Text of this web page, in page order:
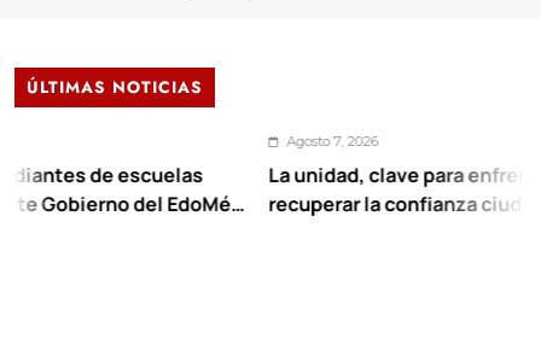
ÚLTIMAS NOTICIAS
de escuelas
del EdoMéx
Agosto 7, 2026
La unidad, clave para enfrentar los
recuperar la confianza ciudadana: